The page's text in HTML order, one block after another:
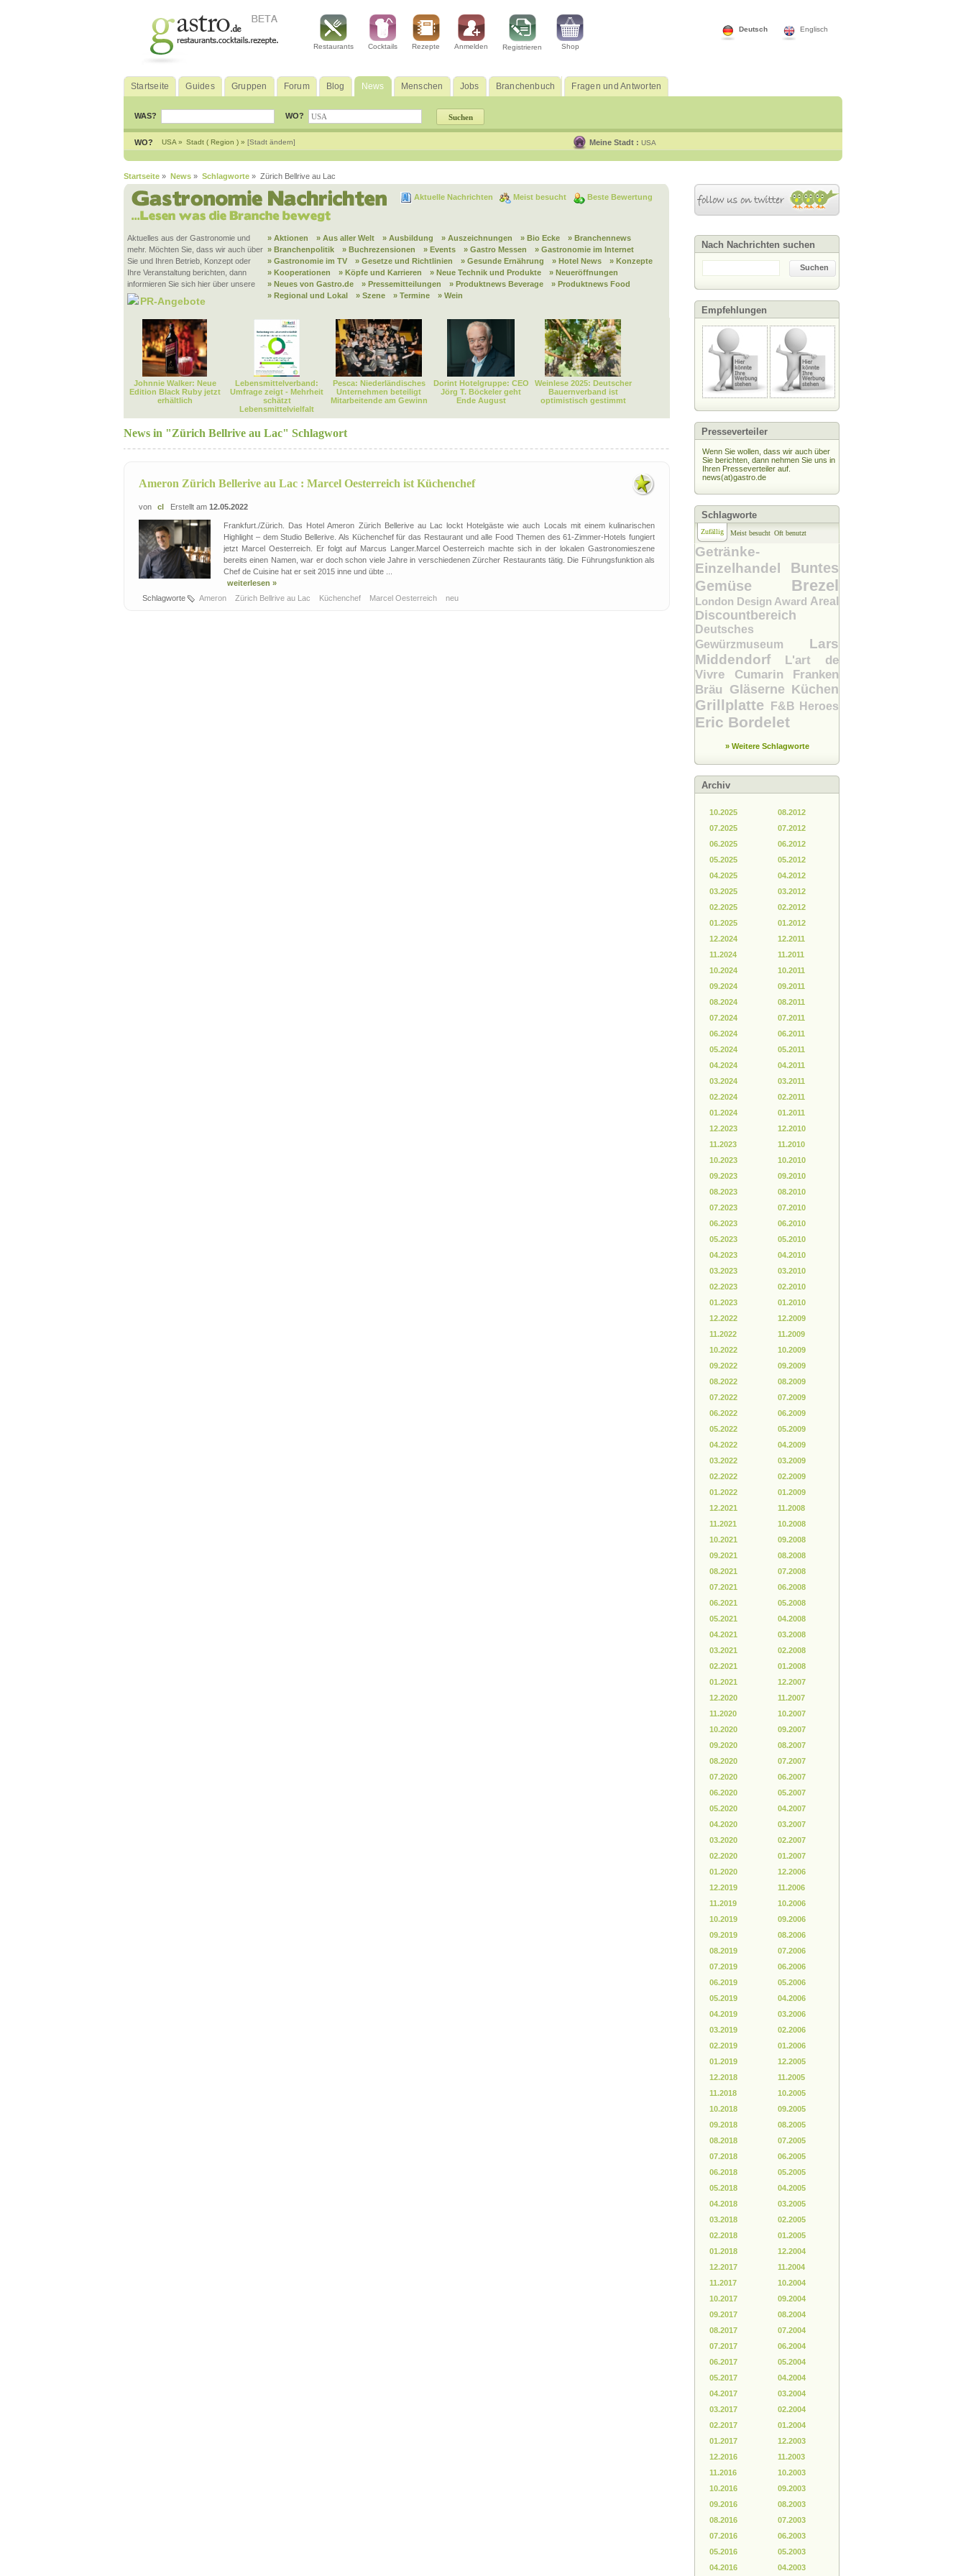
Englisch
Deutsch
Restaurants Cocktails Rezepte Anmelden Registrieren Shop
Startseite Guides Gruppen Forum Blog News Menschen Jobs Branchenbuch Fragen und Antworten
WAS? WO?
WO? USA » Stadt ( Region ) » [Stadt ändern] Meine Stadt : USA
Startseite » News » Schlagworte » Zürich Bellrive au Lac
Aktuelle Nachrichten Meist besucht Beste Bewertung
Aktuelles aus der Gastronomie und
mehr. Möchten Sie, dass wir auch über
Sie und Ihren Betrieb, Konzept oder
Ihre Veranstaltung berichten, dann
informieren Sie sich hier über unsere
PR-Angebote
» Aktionen » Aus aller Welt » Ausbildung » Auszeichnungen » Bio Ecke
» Branchennews
» Branchenpolitik
» Buchrezensionen » Events » Gastro Messen
» Gastronomie im Internet
» Gastronomie im TV
» Gesetze und Richtlinien » Gesunde Ernährung » Hotel News
» Konzepte
» Kooperationen
» Köpfe und Karrieren » Neue Technik und Produkte
» Neueröffnungen
» Neues von Gastro.de
» Pressemitteilungen » Produktnews Beverage
» Produktnews Food
» Regional und Lokal
» Szene » Termine » Wein
Johnnie Walker: Neue
Edition Black Ruby jetzt
erhältlich
Lebensmittelverband:
Umfrage zeigt - Mehrheit
schätzt
Lebensmittelvielfalt
Pesca: Niederländisches
Unternehmen beteiligt
Mitarbeitende am Gewinn
Dorint Hotelgruppe: CEO
Jörg T. Böckeler geht
Ende August
Weinlese 2025: Deutscher
Bauernverband ist
optimistisch gestimmt
News in "Zürich Bellrive au Lac" Schlagwort
Ameron Zürich Bellerive au Lac : Marcel Oesterreich ist Küchenchef
von cl Erstellt am 12.05.2022
Frankfurt./Zürich. Das Hotel Ameron Zürich Bellerive au Lac lockt Hotelgäste wie auch Locals mit einem kulinarischen
Highlight – dem Studio Bellerive. Als Küchenchef für das Restaurant und alle Food Themen des 61-Zimmer-Hotels fungiert
jetzt Marcel Oesterreich. Er folgt auf Marcus Langer.Marcel Oesterreich machte sich in der lokalen Gastronomieszene
bereits einen Namen, war er doch schon viele Jahre in verschiedenen Zürcher Restaurants tätig. Die Führungsfunktion als
Chef de Cuisine hat er seit 2015 inne und übte ...
weiterlesen »
Schlagworte
Ameron Zürich Bellrive au Lac Küchenchef Marcel Oesterreich neu
Nach Nachrichten suchen
Suchen
Empfehlungen
Presseverteiler
Wenn Sie wollen, dass wir auch über
Sie berichten, dann nehmen Sie uns in
Ihren Presseverteiler auf.
news(at)gastro.de
Schlagworte
Zufällig Meist besucht Oft benutzt
Getränke-
Einzelhandel Buntes
Gemüse Brezel
London Design Award Areal
Discountbereich
Deutsches
Gewürzmuseum Lars
Middendorf
L'art de
Vivre Cumarin Franken
Bräu Gläserne Küchen
Grillplatte F&B Heroes
Eric Bordelet
» Weitere Schlagworte
Archiv
10.2025
07.2025
06.2025
05.2025
04.2025
03.2025
02.2025
01.2025
12.2024
11.2024
10.2024
09.2024
08.2024
07.2024
06.2024
05.2024
04.2024
03.2024
02.2024
01.2024
12.2023
11.2023
10.2023
09.2023
08.2023
07.2023
06.2023
05.2023
04.2023
03.2023
02.2023
01.2023
12.2022
11.2022
10.2022
09.2022
08.2022
07.2022
06.2022
05.2022
04.2022
03.2022
02.2022
01.2022
12.2021
11.2021
10.2021
09.2021
08.2021
07.2021
06.2021
05.2021
04.2021
03.2021
02.2021
01.2021
12.2020
11.2020
10.2020
09.2020
08.2020
07.2020
06.2020
05.2020
04.2020
03.2020
02.2020
01.2020
12.2019
11.2019
10.2019
09.2019
08.2019
07.2019
06.2019
05.2019
04.2019
03.2019
02.2019
01.2019
12.2018
11.2018
10.2018
09.2018
08.2018
07.2018
06.2018
05.2018
04.2018
03.2018
02.2018
01.2018
12.2017
11.2017
10.2017
09.2017
08.2017
07.2017
06.2017
05.2017
04.2017
03.2017
02.2017
01.2017
12.2016
11.2016
10.2016
09.2016
08.2016
07.2016
05.2016
04.2016
08.2012
07.2012
06.2012
05.2012
04.2012
03.2012
02.2012
01.2012
12.2011
11.2011
10.2011
09.2011
08.2011
07.2011
06.2011
05.2011
04.2011
03.2011
02.2011
01.2011
12.2010
11.2010
10.2010
09.2010
08.2010
07.2010
06.2010
05.2010
04.2010
03.2010
02.2010
01.2010
12.2009
11.2009
10.2009
09.2009
08.2009
07.2009
06.2009
05.2009
04.2009
03.2009
02.2009
01.2009
11.2008
10.2008
09.2008
08.2008
07.2008
06.2008
05.2008
04.2008
03.2008
02.2008
01.2008
12.2007
11.2007
10.2007
09.2007
08.2007
07.2007
06.2007
05.2007
04.2007
03.2007
02.2007
01.2007
12.2006
11.2006
10.2006
09.2006
08.2006
07.2006
06.2006
05.2006
04.2006
03.2006
02.2006
01.2006
12.2005
11.2005
10.2005
09.2005
08.2005
07.2005
06.2005
05.2005
04.2005
03.2005
02.2005
01.2005
12.2004
11.2004
10.2004
09.2004
08.2004
07.2004
06.2004
05.2004
04.2004
03.2004
02.2004
01.2004
12.2003
11.2003
10.2003
09.2003
08.2003
07.2003
06.2003
05.2003
04.2003